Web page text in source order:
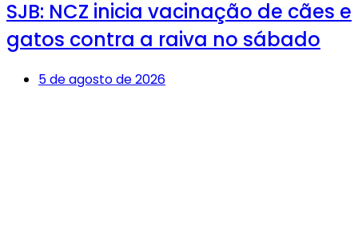
SJB: NCZ inicia vacinação de cães e
gatos contra a raiva no sábado
5 de agosto de 2026